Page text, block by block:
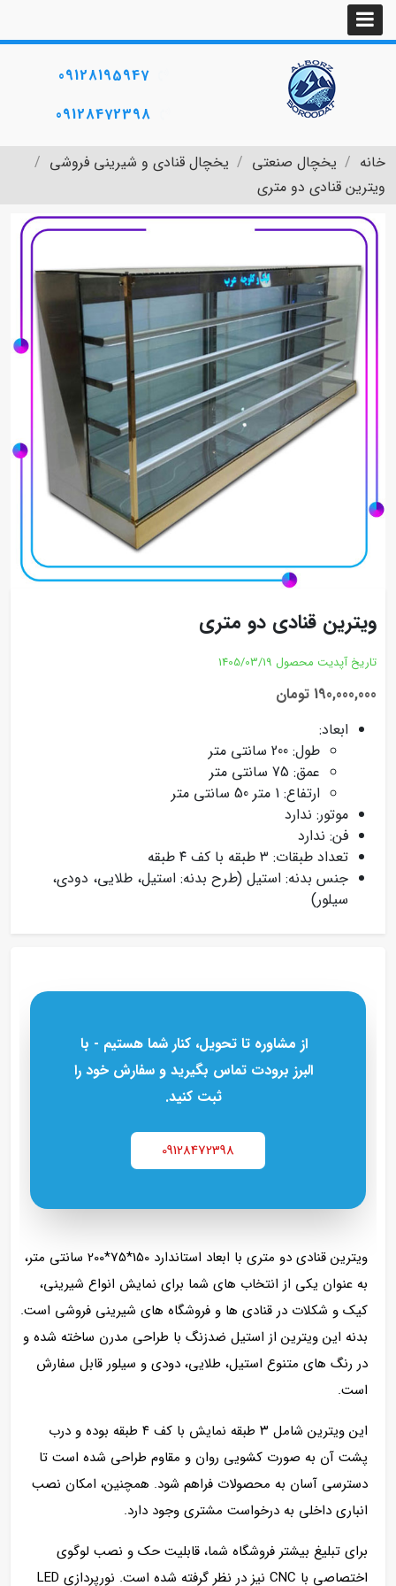
09128195947
09128472398
خانه یخچال صنعتی
یخچال قنادی و شیرینی فروشی
ویترین قنادی دو متری
ویترین قنادی دو متری
تاریخ آپدیت محصول 1405/03/19
190,000,000 تومان
ابعاد:
طول: 200 سانتی متر
عمق: 75 سانتی متر
ارتفاع: 1 متر 50 سانتی متر
موتور: ندارد
فن: ندارد
تعداد طبقات: ۳ طبقه با کف ۴ طبقه
جنس بدنه: استیل (طرح بدنه: استیل، طلایی، دودی،
سیلور)
از مشاوره تا تحویل، کنار شما هستیم - با
البرز برودت تماس بگیرید و سفارش خود را
ثبت کنید.
09128472398
ویترین قنادی دو متری با ابعاد استاندارد 150*75*200 سانتی‌ متر،
به عنوان یکی از انتخاب های شما برای نمایش انواع شیرینی،
کیک و شکلات در قنادی‌ ها و فروشگاه‌ های شیرینی فروشی است.
بدنه این ویترین از استیل ضدزنگ با طراحی مدرن ساخته شده و
در رنگ‌ های متنوع استیل، طلایی، دودی و سیلور قابل سفارش
است.
این ویترین شامل ۳ طبقه نمایش با کف ۴ طبقه بوده و درب
پشت آن به صورت کشویی روان و مقاوم طراحی شده است تا
دسترسی آسان به محصولات فراهم شود. همچنین، امکان نصب
انباری داخلی به درخواست مشتری وجود دارد.
برای تبلیغ بیشتر فروشگاه شما، قابلیت حک و نصب لوگوی
اختصاصی با CNC نیز در نظر گرفته شده است. نورپردازی LED